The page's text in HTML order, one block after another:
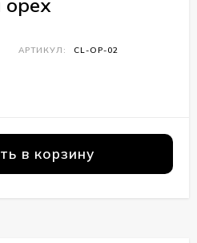
АРТИКУЛ: CL-OP-02
в корзину